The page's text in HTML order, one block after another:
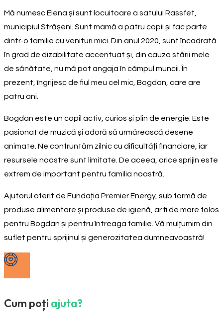
Mă numesc Elena și sunt locuitoare a satului Rassfet,
municipiul Strășeni. Sunt mamă a patru copii și fac parte
dintr-o familie cu venituri mici. Din anul 2020, sunt încadrată
în grad de dizabilitate accentuat și, din cauza stării mele
de sănătate, nu mă pot angaja în câmpul muncii. În
prezent, îngrijesc de fiul meu cel mic, Bogdan, care are
patru ani.
Bogdan este un copil activ, curios și plin de energie. Este
pasionat de muzică și adoră să urmărească desene
animate. Ne confruntăm zilnic cu dificultăți financiare, iar
resursele noastre sunt limitate. De aceea, orice sprijin este
extrem de important pentru familia noastră.
Ajutorul oferit de Fundația Premier Energy, sub formă de
produse alimentare și produse de igienă, ar fi de mare folos
pentru Bogdan și pentru întreaga familie. Vă mulțumim din
suflet pentru sprijinul și generozitatea dumneavoastră!
Cum poți ajuta?